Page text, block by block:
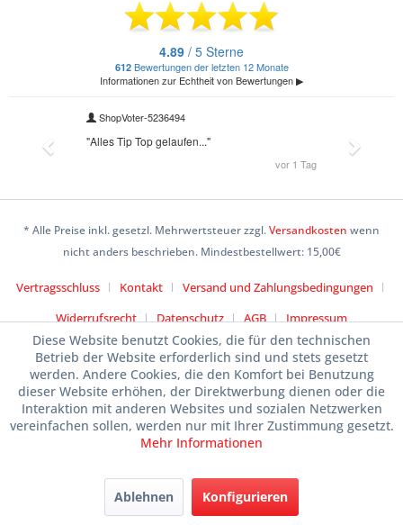
* Alle Preise inkl. gesetzl. Mehrwertsteuer zzgl.Versandkosten wenn
nicht anders beschrieben. Mindestbestellwert: 15,00€
Vertragsschluss Kontakt
Versand und Zahlungsbedingungen
Widerrufsrecht
Datenschutz AGB Impressum
Diese Website benutzt Cookies, die für den technischen
Betrieb der Website erforderlich sind und stets gesetzt
werden. Andere Cookies, die den Komfort bei Benutzung
dieser Website erhöhen, der Direktwerbung dienen oder die
Interaktion mit anderen Websites und sozialen Netzwerken
vereinfachen sollen, werden nur mit Ihrer Zustimmung gesetzt.
Mehr Informationen
Ablehnen Konfigurieren